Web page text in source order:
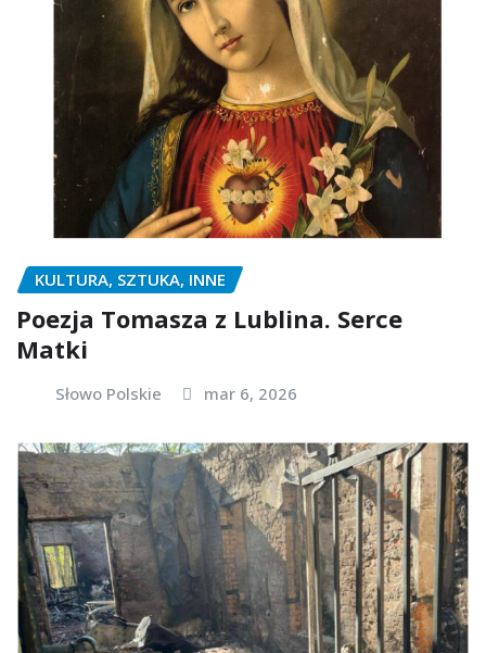
KULTURA, SZTUKA, INNE
Poezja Tomasza z Lublina. Serce
Matki
Słowo Polskie mar 6, 2026